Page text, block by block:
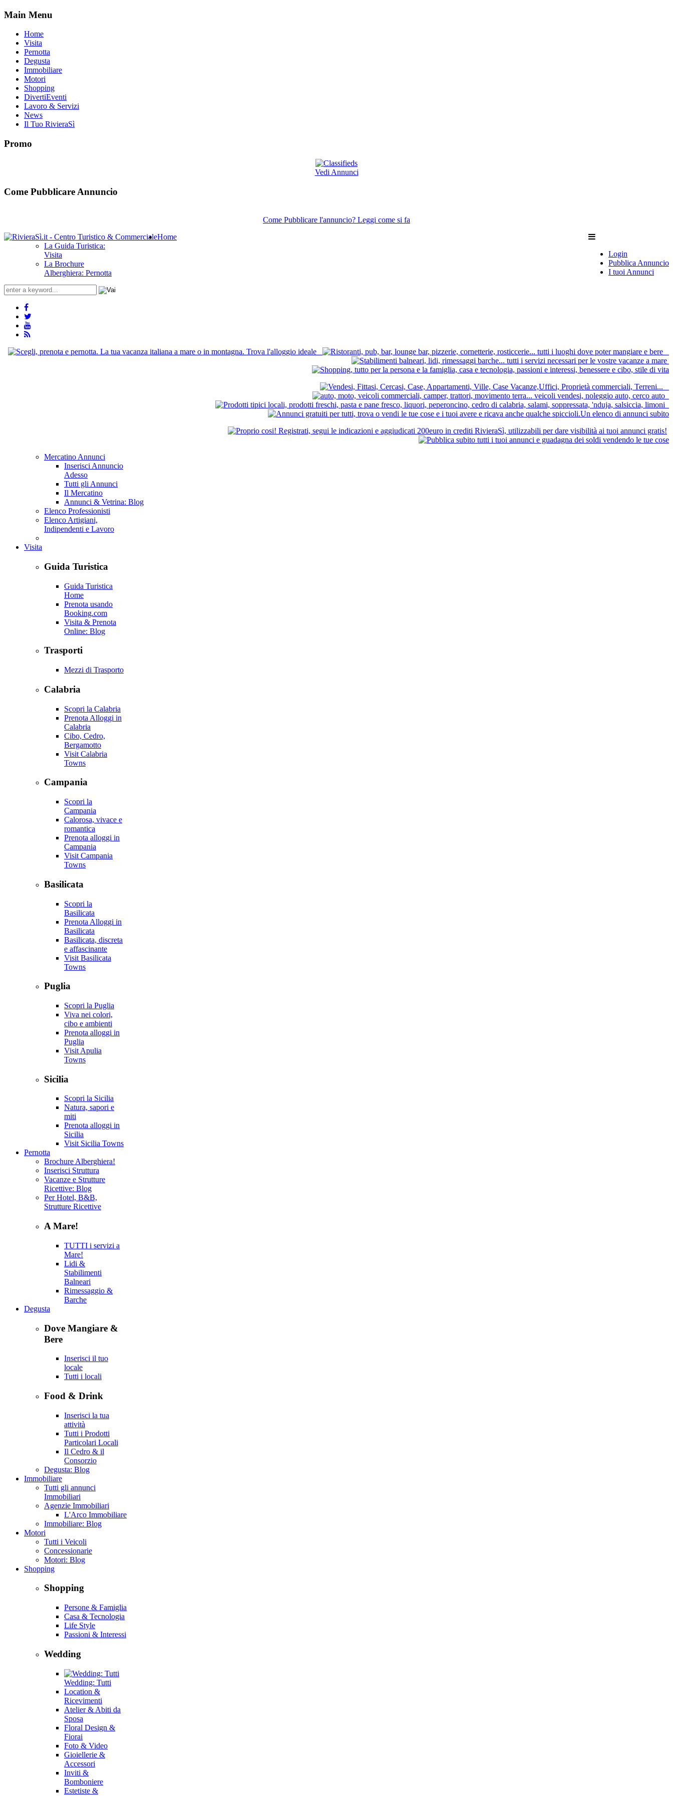
Main Menu
Home
Visita
Pernotta
Degusta
Immobiliare
Motori
Shopping
DivertiEventi
Lavoro & Servizi
News
Il Tuo RivieraSì
Promo
Vedi Annunci
Come Pubblicare Annuncio
Come Pubblicare l'annuncio? Leggi come si fa
Login
Pubblica Annuncio
I tuoi Annunci
Home
La Guida Turistica:
Visita
La Brochure
Alberghiera: Pernotta
Mercatino Annunci
Inserisci Annuncio
Adesso
Tutti gli Annunci
Il Mercatino
Annunci & Vetrina: Blog
Elenco Professionisti
Elenco Artigiani,
Indipendenti e Lavoro
Visita
Guida Turistica
Guida Turistica
Home
Prenota usando
Booking.com
Visita & Prenota
Online: Blog
Trasporti
Mezzi di Trasporto
Calabria
Scopri la Calabria
Prenota Alloggi in
Calabria
Cibo, Cedro,
Bergamotto
Visit Calabria
Towns
Campania
Scopri la
Campania
Calorosa, vivace e
romantica
Prenota alloggi in
Campania
Visit Campania
Towns
Basilicata
Scopri la
Basilicata
Prenota Alloggi in
Basilicata
Basilicata, discreta
e affascinante
Visit Basilicata
Towns
Puglia
Scopri la Puglia
Viva nei colori,
cibo e ambienti
Prenota alloggi in
Puglia
Visit Apulia
Towns
Sicilia
Scopri la Sicilia
Natura, sapori e
miti
Prenota alloggi in
Sicilia
Visit Sicilia Towns
Pernotta
Brochure Alberghiera!
Inserisci Struttura
Vacanze e Strutture
Ricettive: Blog
Per Hotel, B&B,
Strutture Ricettive
A Mare!
TUTTI i servizi a
Mare!
Lidi &
Stabilimenti
Balneari
Rimessaggio &
Barche
Degusta
Dove Mangiare &
Bere
Inserisci il tuo
locale
Tutti i locali
Food & Drink
Inserisci la tua
attività
Tutti i Prodotti
Particolari Locali
Il Cedro & il
Consorzio
Degusta: Blog
Immobiliare
Tutti gli annunci
Immobiliari
Agenzie Immobiliari
L'Arco Immobiliare
Immobiliare: Blog
Motori
Tutti i Veicoli
Concessionarie
Motori: Blog
Shopping
Shopping
Persone & Famiglia
Casa & Tecnologia
Life Style
Passioni & Interessi
Wedding
Wedding: Tutti
Location &
Ricevimenti
Atelier & Abiti da
Sposa
Floral Design &
Fiorai
Foto & Video
Gioiellerie &
Accessori
Inviti &
Bomboniere
Estetiste &